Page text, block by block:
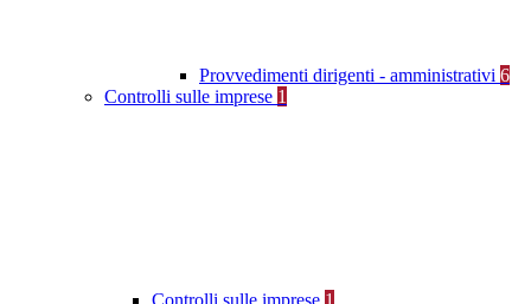
Provvedimenti dirigenti - amministrativi 6
Controlli sulle imprese 1